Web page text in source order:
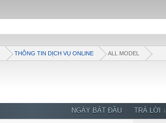
THÔNG TIN DỊCH VỤ ONLINE ALL MODEL
NGÀY BẮT ĐẦU TRẢ LỜI ↓